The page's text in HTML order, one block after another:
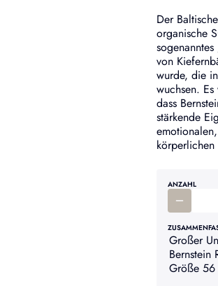
Der
organische
von
wurde, die
wuchsen.
dass
stärkende
ANZAHL
Großer
Bernstein
Größe 56